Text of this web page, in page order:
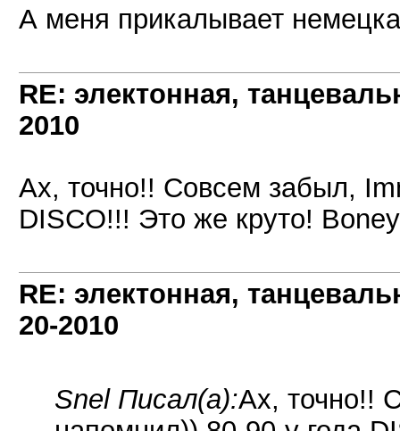
А меня прикалывает
RE: электонная,
2010
Ах, точно!! Совсем забыл,
DISCO!!! Это же круто!
RE: электонная,
20-2010
Snel Писал(а):Ах, точно!!